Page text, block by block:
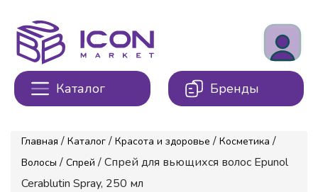
Каталог Бренды
Главная / Каталог / Красота и здоровье / Косметика /
Волосы / Спрей / Спрей для вьющихся волос Epunol
Cerablutin Spray, 250 мл